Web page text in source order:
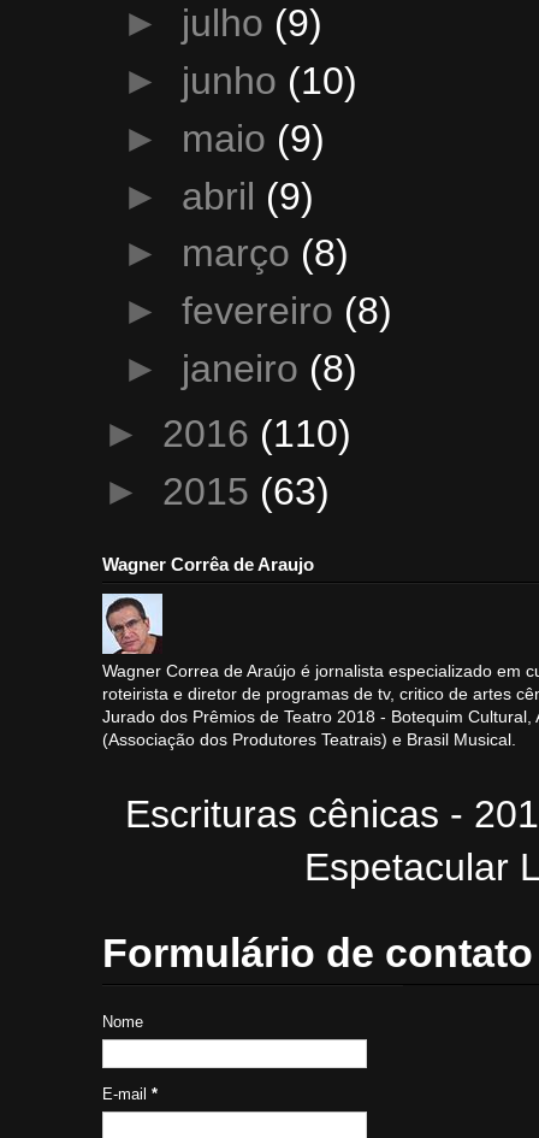
► julho (9)
► junho (10)
► maio (9)
► abril (9)
► março (8)
► fevereiro (8)
► janeiro (8)
► 2016 (110)
► 2015 (63)
Wagner Corrêa de Araujo
Wagner Correa de Araújo é jornalista especializado em
roteirista e diretor de programas de tv, critico de artes
Jurado dos Prêmios de Teatro 2018 - Botequim Cultural,
(Associação dos Produtores Teatrais) e Brasil Musical.
Escrituras cênicas -
Espetacular
Formulário de contato
Nome
E-mail *